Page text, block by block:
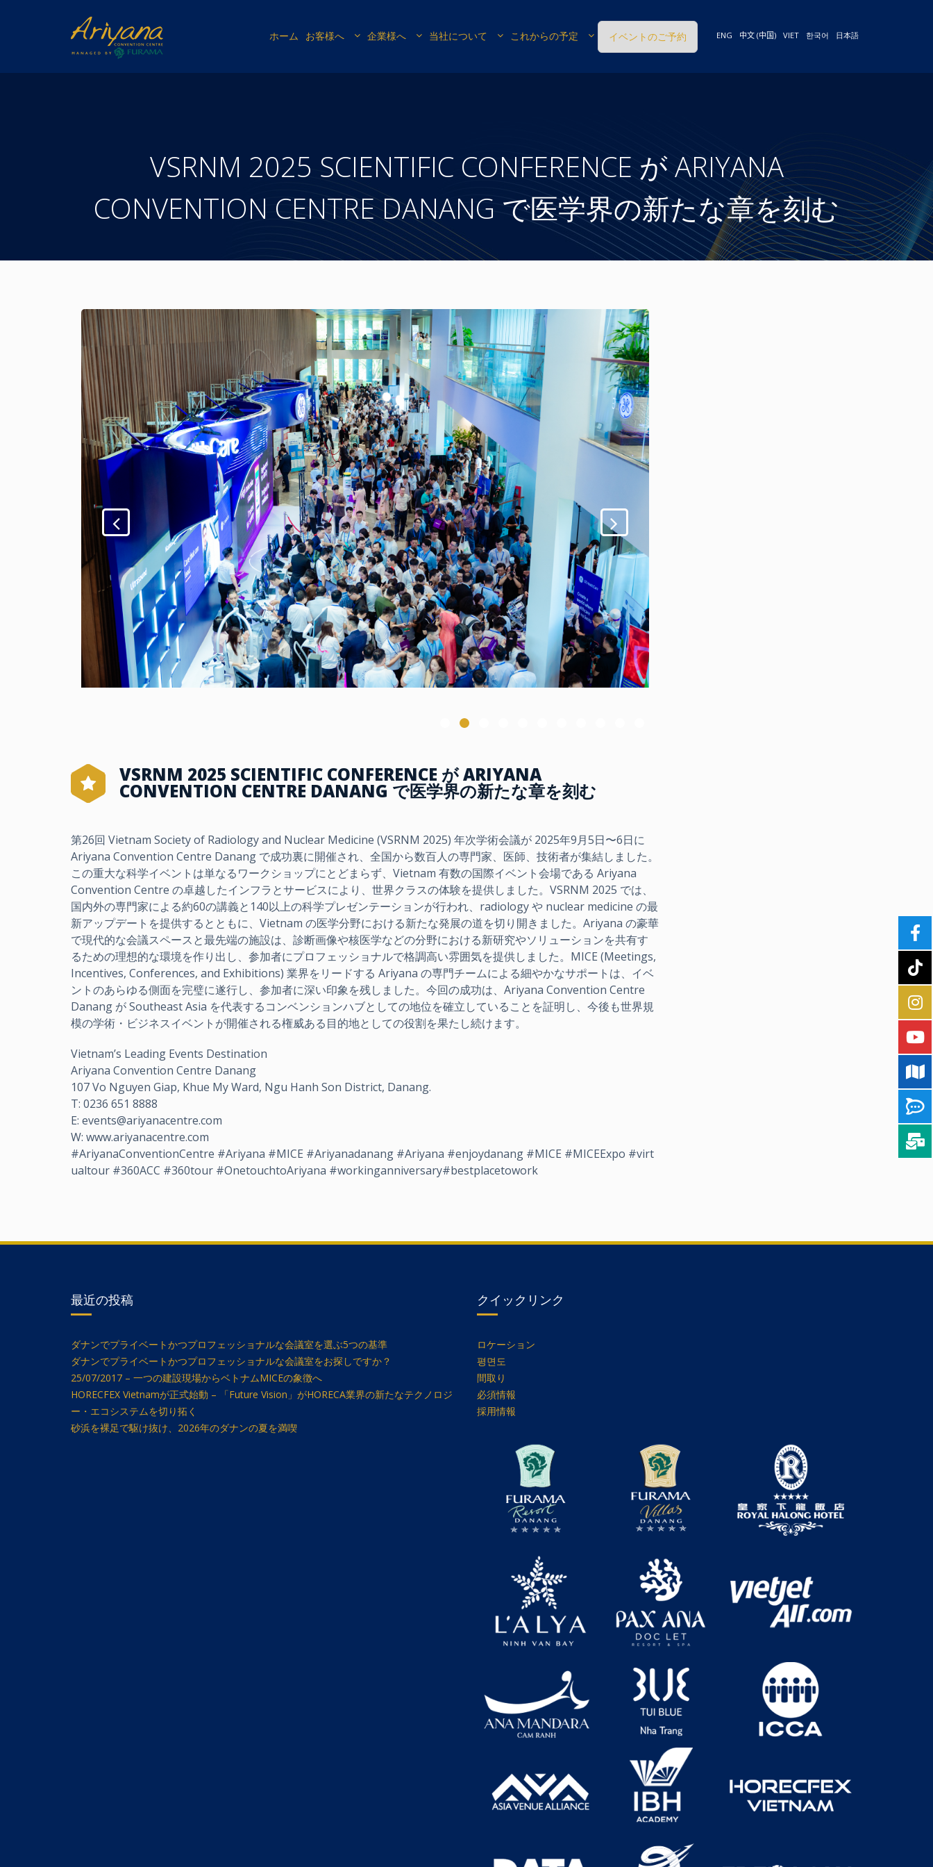
ホーム お客様へ 企業様へ 当社について これからの予定 イベントのご予約 ENG 中文 (中国) VIET 한국어 日本語
VSRNM 2025 SCIENTIFIC CONFERENCE が ARIYANA
CONVENTION CENTRE DANANG で医学界の新たな章を刻む
VSRNM 2025 SCIENTIFIC CONFERENCE が ARIYANA
CONVENTION CENTRE DANANG で医学界の新たな章を刻む
第26回 Vietnam Society of Radiology and Nuclear Medicine (VSRNM 2025) 年次学術会議が 2025年9月5日〜6日に
Ariyana Convention Centre Danang で成功裏に開催され、全国から数百人の専門家、医師、技術者が集結しました。
この重大な科学イベントは単なるワークショップにとどまらず、Vietnam 有数の国際イベント会場である Ariyana
Convention Centre の卓越したインフラとサービスにより、世界クラスの体験を提供しました。VSRNM 2025 では、
国内外の専門家による約60の講義と140以上の科学プレゼンテーションが行われ、radiology や nuclear medicine の最
新アップデートを提供するとともに、Vietnam の医学分野における新たな発展の道を切り開きました。Ariyana の豪華
で現代的な会議スペースと最先端の施設は、診断画像や核医学などの分野における新研究やソリューションを共有す
るための理想的な環境を作り出し、参加者にプロフェッショナルで格調高い雰囲気を提供しました。MICE (Meetings,
Incentives, Conferences, and Exhibitions) 業界をリードする Ariyana の専門チームによる細やかなサポートは、イベ
ントのあらゆる側面を完璧に遂行し、参加者に深い印象を残しました。今回の成功は、Ariyana Convention Centre
Danang が Southeast Asia を代表するコンベンションハブとしての地位を確立していることを証明し、今後も世界規
模の学術・ビジネスイベントが開催される権威ある目的地としての役割を果たし続けます。
Vietnam’s Leading Events Destination
Ariyana Convention Centre Danang
107 Vo Nguyen Giap, Khue My Ward, Ngu Hanh Son District, Danang.
T: 0236 651 8888
E: events@ariyanacentre.com
W: www.ariyanacentre.com
#AriyanaConventionCentre #Ariyana #MICE #Ariyanadanang #Ariyana #enjoydanang #MICE #MICEExpo #virt
ualtour #360ACC #360tour #OnetouchtoAriyana #workinganniversary#bestplacetowork
最近の投稿
ダナンでプライベートかつプロフェッショナルな会議室を選ぶ5つの基準
ダナンでプライベートかつプロフェッショナルな会議室をお探しですか？
25/07/2017 – 一つの建設現場からベトナムMICEの象徴へ
HORECFEX Vietnamが正式始動 – 「Future Vision」がHORECA業界の新たなテクノロジ
ー・エコシステムを切り拓く
砂浜を裸足で駆け抜け、2026年のダナンの夏を満喫
クイックリンク
ロケーション
평면도
間取り
必須情報
採用情報